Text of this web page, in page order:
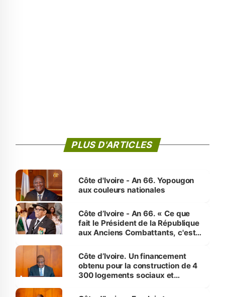
PLUS D'ARTICLES
Côte d'Ivoire - An 66. Yopougon
aux couleurs nationales
Côte d’Ivoire - An 66. « Ce que
fait le Président de la République
aux Anciens Combattants, c'est
Côte d’Ivoire. Un financement
obtenu pour la construction de 4
300 logements sociaux et
et Yamoussoukro